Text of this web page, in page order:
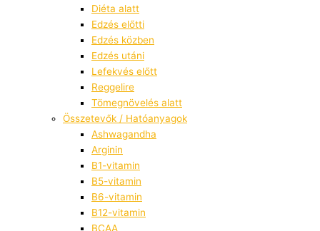
Diéta alatt
Edzés előtti
Edzés közben
Edzés utáni
Lefekvés előtt
Reggelire
Tömegnövelés alatt
Összetevők / Hatóanyagok
Ashwagandha
Arginin
B1-vitamin
B5-vitamin
B6-vitamin
B12-vitamin
BCAA